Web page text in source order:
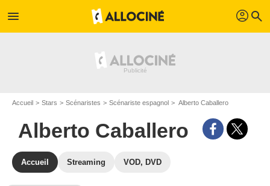
menu profil search
Accueil Stars Scénaristes Scénariste espagnol Alberto Caballero
Alberto Caballero
Accueil Streaming VOD, DVD